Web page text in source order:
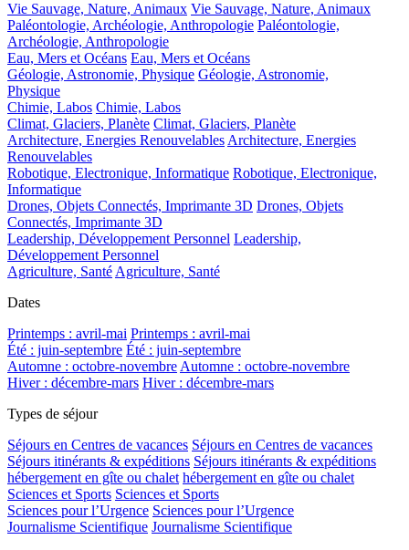
Vie Sauvage, Nature, Animaux Vie Sauvage, Nature, Animaux
Paléontologie, Archéologie, Anthropologie Paléontologie,
Archéologie, Anthropologie
Eau, Mers et Océans Eau, Mers et Océans
Géologie, Astronomie, Physique Géologie, Astronomie,
Physique
Chimie, Labos Chimie, Labos
Climat, Glaciers, Planète Climat, Glaciers, Planète
Architecture, Energies RenouvelablesArchitecture, Energies
Renouvelables
Robotique, Electronique, Informatique Robotique, Electronique,
Informatique
Drones, Objets Connectés, Imprimante 3D Drones, Objets
Connectés, Imprimante 3D
Leadership, Développement Personnel Leadership,
Développement Personnel
Agriculture, SantéAgriculture, Santé
Dates
Printemps : avril-mai Printemps : avril-mai
Été : juin-septembre Été : juin-septembre
Automne : octobre-novembreAutomne : octobre-novembre
Hiver : décembre-mars Hiver : décembre-mars
Types de séjour
Séjours en Centres de vacances Séjours en Centres de vacances
Séjours itinérants & expéditions Séjours itinérants & expéditions
hébergement en gîte ou chalet hébergement en gîte ou chalet
Sciences et Sports Sciences et Sports
Sciences pour l’Urgence Sciences pour l’Urgence
Journalisme Scientifique Journalisme Scientifique